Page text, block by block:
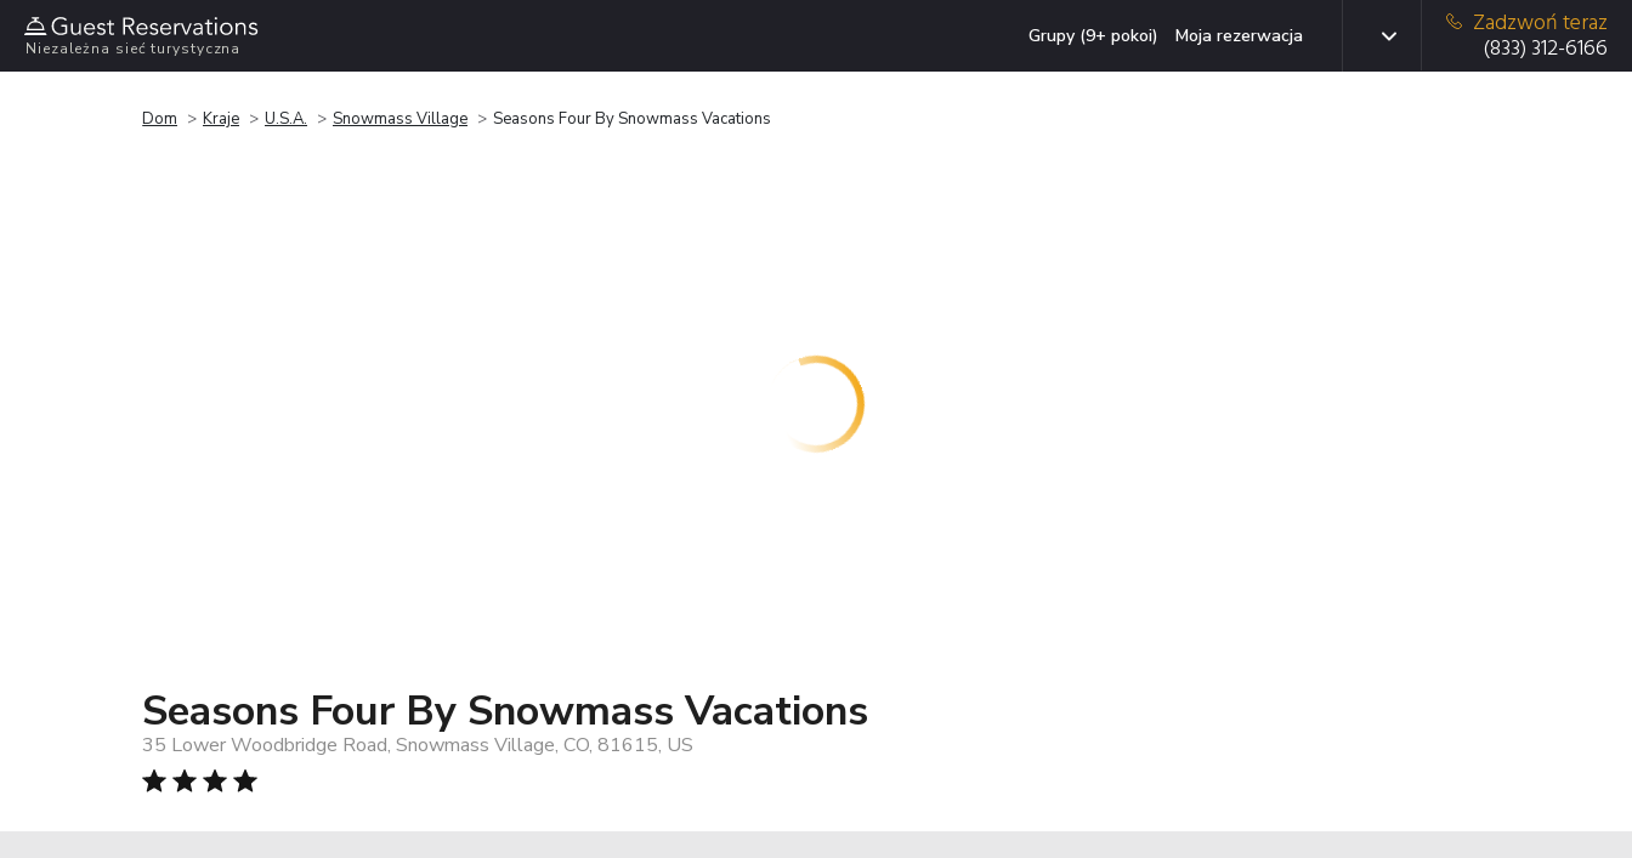
Niezależna sieć turystyczna
Grupy (9+ pokoi) Moja rezerwacja
Zadzwoń teraz
(833) 312-6166
Dom Kraje U.S.A. Snowmass Village Seasons Four By Snowmass Vacations
Seasons Four By Snowmass Vacations
35 Lower Woodbridge Road, Snowmass Village, CO, 81615, US